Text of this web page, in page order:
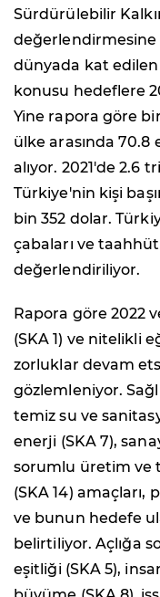
Sürdürülebilir
değerlendirmesine
dünyada kat edilen
konusu hedeflere
Yine rapora göre
ülke arasında 70.8
alıyor. 2021'de 2.6
Türkiye'nin kişi
bin 352 dolar.
çabaları ve
değerlendiriliyor.
Rapora göre 2022
(SKA 1) ve nitelikli
zorluklar devam
gözlemleniyor.
temiz su ve
enerji (SKA 7),
sorumlu üretim ve
(SKA 14)
ve bunun hedefe
belirtiliyor. Açlığa
eşitliği (SKA 5),